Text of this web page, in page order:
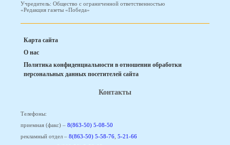
Учредитель: Общество с ограниченной ответственностью
«Редакция газеты «Победа»
Карта сайта
О нас
Политика конфиденциальности в отношении обработки
персональных данных посетителей сайта
Контакты
Телефоны:
приемная (факс) – 8(863-50) 5-08-50
рекламный отдел – 8(863-50) 5-58-76, 5-21-66